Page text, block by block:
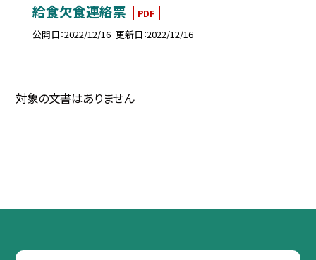
給食欠食連絡票
PDF
公開日 2022/12/16 更新日 2022/12/16
対象の文書はありません